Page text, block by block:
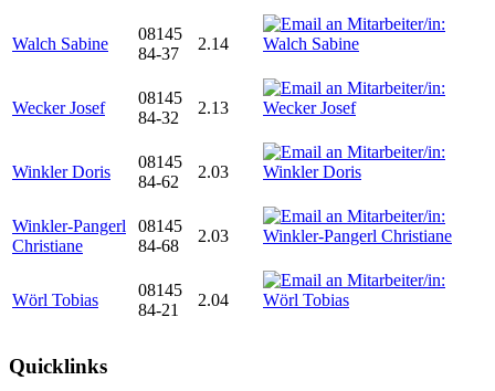
Walch Sabine
08145
84-37
2.14
Wecker Josef
08145
84-32
2.13
Winkler Doris
08145
84-62
2.03
Winkler-Pangerl
Christiane
08145
84-68
2.03
Wörl Tobias
08145
84-21
2.04
Quicklinks